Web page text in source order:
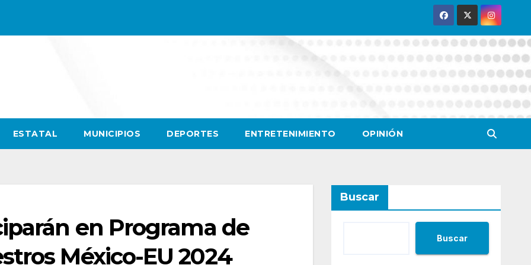
ESTATAL MUNICIPIOS DEPORTES ENTRETENIMIENTO OPINIÓN
en Programa de
México-EU 2024
Buscar
Buscar